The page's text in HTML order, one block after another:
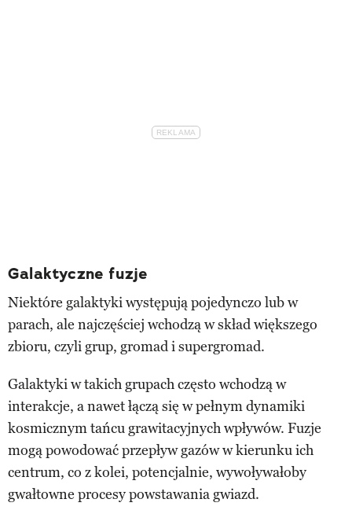
Galaktyczne fuzje
Niektóre galaktyki występują pojedynczo lub w
parach, ale najczęściej wchodzą w skład większego
zbioru, czyli grup, gromad i supergromad.
Galaktyki w takich grupach często wchodzą w
interakcje, a nawet łączą się w pełnym dynamiki
kosmicznym tańcu grawitacyjnych wpływów. Fuzje
mogą powodować przepływ gazów w kierunku ich
centrum, co z kolei, potencjalnie, wywoływałoby
gwałtowne procesy powstawania gwiazd.